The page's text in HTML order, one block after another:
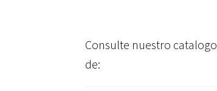
Consulte nuestro catalogo
de: